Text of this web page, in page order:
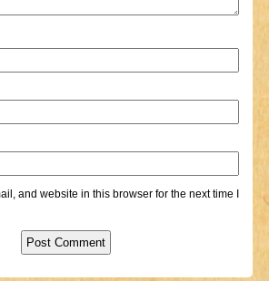
and website in this browser for the next time I